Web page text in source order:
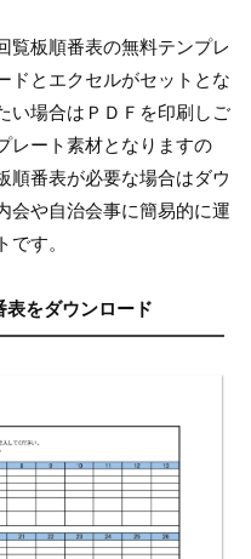
覧板順番表の無料テンプレ
ドとエクセルがセットとな
い場合はＰＤＦを印刷しご
レート素材となりますの
順番表が必要な場合はダウ
会や自治会事に簡易的に運
す。
表をダウンロード